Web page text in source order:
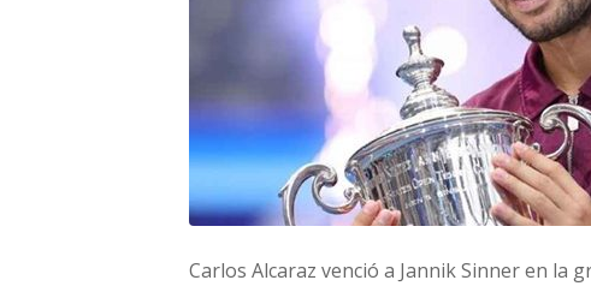
Carlos Alcaraz venció a Jannik Sinner en la